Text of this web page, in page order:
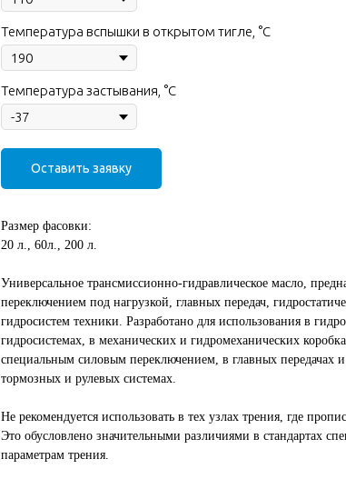
Температура вспышки в открытом тигле, °C
Температура застывания, °C
Оставить заявку
Размер фасовки:
20 л., 60л., 200 л.
Универсальное трансмиссионно-гидравлическое масло,
переключением под нагрузкой, главных передач,
гидросистем техники. Разработано для использования в
гидросистемах, в механических и гидромеханических
специальным силовым переключением, в главных передачах
тормозных и рулевых системах.
Не рекомендуется использовать в тех узлах трения, где
Это обусловлено значительными различиями в стандартах
параметрам трения.